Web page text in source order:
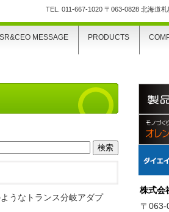
TEL. 011-667-1020 〒063-0828 北海道
うなトランス分岐アダプ
MESSAGE PRODUCTS
株式会
〒063-